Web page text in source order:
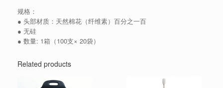
规格：
● 头部材质：天然棉花（纤维素）百分之一百
● 无硅
● 数量: 1箱（100支× 20袋）
Related products